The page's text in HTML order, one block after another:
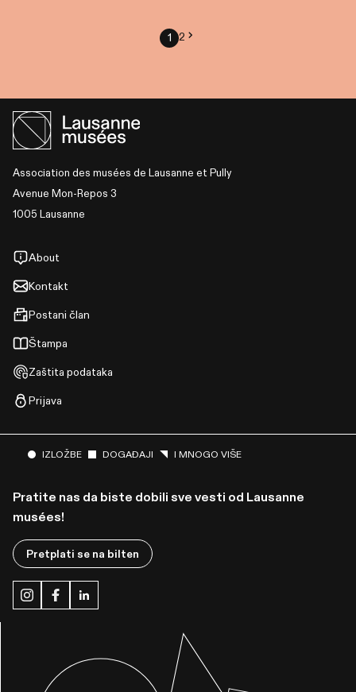
1 2
Association des musées de Lausanne et Pully
Avenue Mon-Repos 3
1005 Lausanne
About
Kontakt
Postani član
Štampa
Zaštita podataka
Prijava
IZLOŽBE DOGAĐAJI I MNOGO VIŠE
Pratite nas da biste dobili sve vesti od Lausanne
musées!
Pretplati se na bilten